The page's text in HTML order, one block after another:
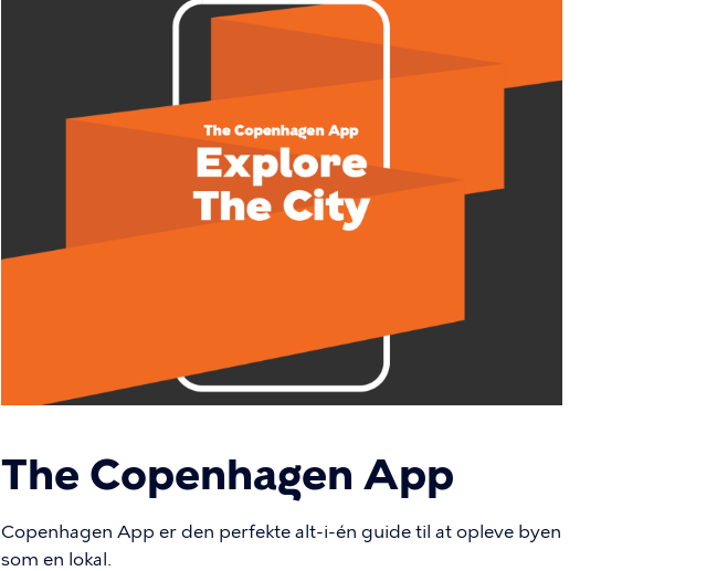
The Copenhagen App
Copenhagen App er den perfekte alt-i-én guide til at opleve byen
som en lokal.